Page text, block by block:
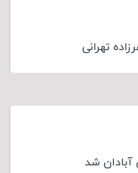
تهرانی
آبادان شد